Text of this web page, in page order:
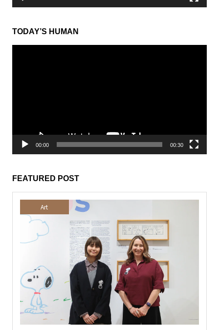
TODAY’S HUMAN
00:00 00:30
FEATURED POST
Art